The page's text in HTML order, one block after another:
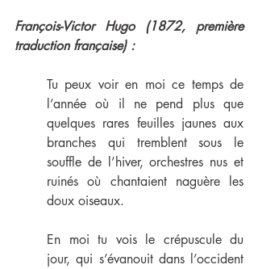
François-Victor Hugo (1872, première
traduction française) :
Tu peux voir en moi ce temps de
l’année où il ne pend plus que
quelques rares feuilles jaunes aux
branches qui tremblent sous le
souffle de l’hiver, orchestres nus et
ruinés où chantaient naguère les
doux oiseaux.
En moi tu vois le crépuscule du
jour, qui s’évanouit dans l’occident